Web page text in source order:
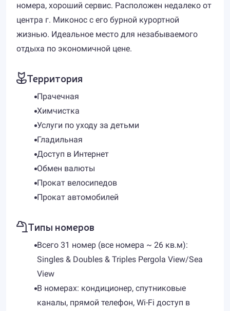
номера, хороший сервис. Расположен недалеко от
центра г. Миконос с его бурной курортной
жизнью. Идеальное место для незабываемого
отдыха по экономичной цене.
Территория
Прачечная
Химчистка
Услуги по уходу за детьми
Гладильная
Доступ в Интернет
Обмен валюты
Прокат велосипедов
Прокат автомобилей
Типы номеров
Всего 31 номер (все номера ~ 26 кв.м):
Singles & Doubles & Triples Pergola View/Sea
View
В номерах: кондиционер, спутниковые
каналы, прямой телефон, Wi-Fi доступ в